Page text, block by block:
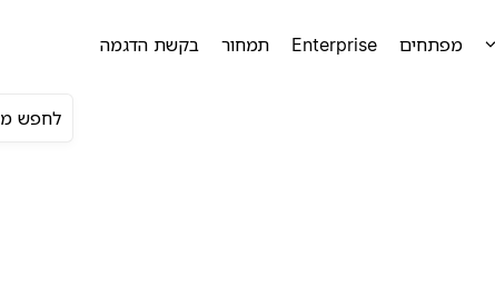
מפתחים Enterprise תמחור בקשת הדגמה